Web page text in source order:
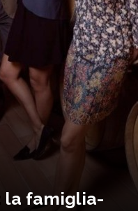
la famiglia-